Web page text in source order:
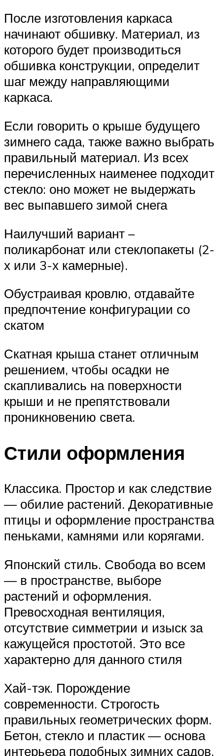
После изготовления каркаса
начинают обшивку. Материал, из
которого будет производиться
обшивка конструкции, определит
шаг между направляющими
каркаса.
Если говорить о крыше будущего
зимнего сада, также важно выбрать
правильный материал. Из всех
перечисленных наименее подходит
стекло: оно может не выдержать
вес выпавшего зимой снега
Наилучший вариант –
поликарбонат или стеклопакеты (2-
х или 3-х камерные).
Обустраивая кровлю, отдавайте
предпочтение конфигурации со
скатом
Скатная крыша станет отличным
решением, чтобы осадки не
скапливались на поверхности
крыши и не препятствовали
проникновению света.
Стили оформления
Классика. Простор и как следствие
— обилие растений. Декоративные
птицы и оформление пространства
пеньками, камнями или корягами.
Японский стиль. Свобода во всем
— в пространстве, выборе
растений и оформления.
Превосходная вентиляция,
отсутствие симметрии и изыск за
кажущейся простотой. Это все
характерно для данного стиля
Хай-тэк. Порождение
современности. Строгость
правильных геометрических форм.
Бетон, стекло и пластик — основа
интерьера подобных зимних садов.